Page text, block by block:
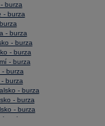
burza
- burza
- burza
- burza
- burza
- burza
- burza
burza
- burza
- burza
- burza
- burza